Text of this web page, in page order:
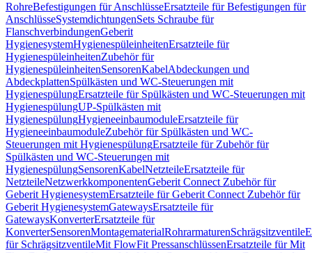
RohreBefestigungen für AnschlüsseErsatzteile für Befestigungen für
AnschlüsseSystemdichtungenSets Schraube für
FlanschverbindungenGeberit
HygienesystemHygienespüleinheitenErsatzteile für
HygienespüleinheitenZubehör für
HygienespüleinheitenSensorenKabelAbdeckungen und
AbdeckplattenSpülkästen und WC-Steuerungen mit
HygienespülungErsatzteile für Spülkästen und WC-Steuerungen mit
HygienespülungUP-Spülkästen mit
HygienespülungHygieneeinbaumoduleErsatzteile für
HygieneeinbaumoduleZubehör für Spülkästen und WC-
Steuerungen mit HygienespülungErsatzteile für Zubehör für
Spülkästen und WC-Steuerungen mit
HygienespülungSensorenKabelNetzteileErsatzteile für
NetzteileNetzwerkkomponentenGeberit Connect Zubehör für
Geberit HygienesystemErsatzteile für Geberit Connect Zubehör für
Geberit HygienesystemGatewaysErsatzteile für
GatewaysKonverterErsatzteile für
KonverterSensorenMontagematerialRohrarmaturenSchrägsitzventile
für SchrägsitzventileMit FlowFit PressanschlüssenErsatzteile für Mit